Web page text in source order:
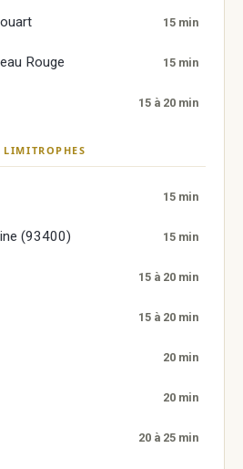
15 min
Rouge 15 min
15 à 20 min
LIMITROPHES
15 min
(93400) 15 min
15 à 20 min
15 à 20 min
20 min
20 min
20 à 25 min